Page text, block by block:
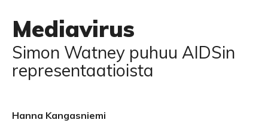
Mediavirus
Simon Watney puhuu AIDSin
representaatioista
Hanna Kangasniemi